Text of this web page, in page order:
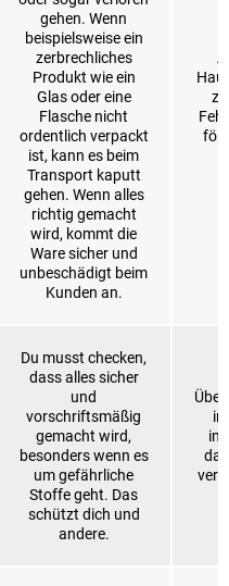
gehen. Wenn
beispielsweise ein
zerbrechliches
Produkt wie ein
Glas oder eine
Flasche nicht
ordentlich verpackt
ist, kann es beim
Transport kaputt
gehen. Wenn alles
richtig gemacht
wird, kommt die
Ware sicher und
unbeschädigt beim
Kunden an.
Du musst checken,
dass alles sicher
und
vorschriftsmäßig
gemacht wird,
besonders wenn es
um gefährliche
Stoffe geht. Das
schützt dich und
andere.
in